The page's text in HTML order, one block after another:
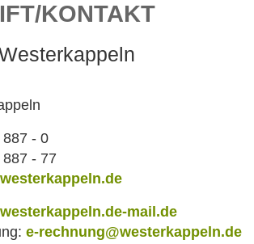
KONTAKT
- 0
- 77
mail.de
e-rechnung@westerkappeln.de